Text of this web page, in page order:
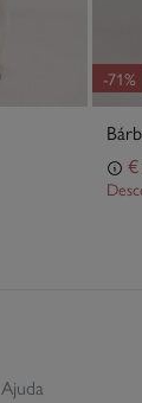
-71%
€
Ajuda